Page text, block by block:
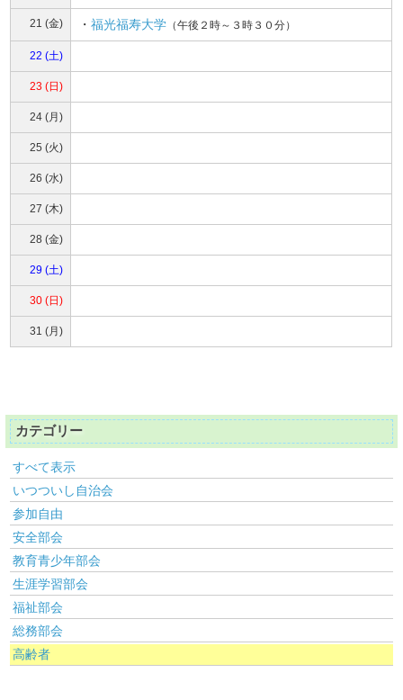
21 (金) ・福光福寿大学 （午後２時～３時３０分）
22 (土)
23 (日)
24 (月)
25 (火)
26 (水)
27 (木)
28 (金)
29 (土)
30 (日)
31 (月)
カテゴリー
すべて表示
いつついし自治会
参加自由
安全部会
教育青少年部会
生涯学習部会
福祉部会
総務部会
高齢者